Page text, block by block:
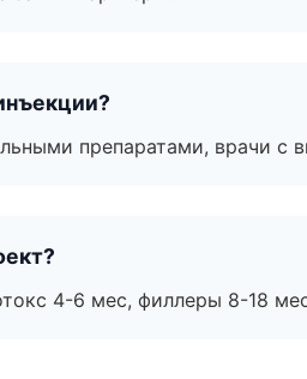
препаратами, врачи
4-6 мес, филлеры 8-18